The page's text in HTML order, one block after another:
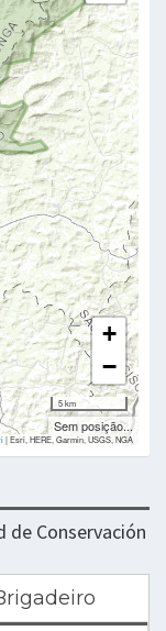
+
−
5 km
Sem posição...
|Esri, HERE, Garmin, USGS, NGA
de Conservación